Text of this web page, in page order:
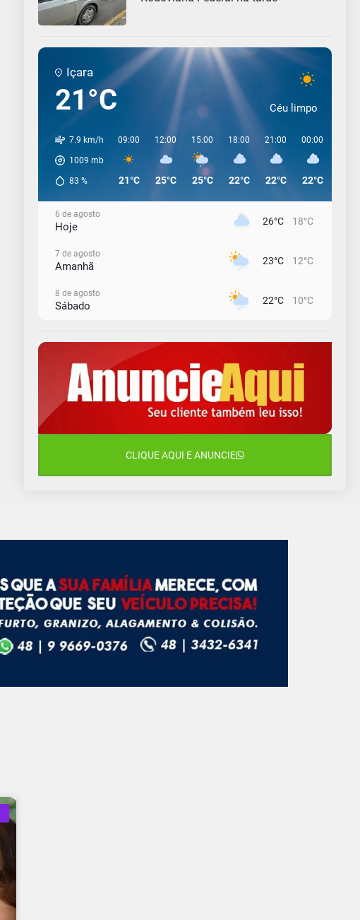
Içara
21°C Céu limpo
7.9 km/h
1009 mb
83 %
09:00
21°C
12:00
25°C
15:00
25°C
18:00
22°C
21:00
22°C
00:00
22°C
6 de agosto
Hoje 26°C 18°C
7 de agosto
Amanhã 23°C 12°C
8 de agosto
Sábado 22°C 10°C
Domingo 16°C 12°C
10 de agosto
Segunda-Feira
11 de agosto
15°C 8°C
CLIQUE AQUI E ANUNCIE